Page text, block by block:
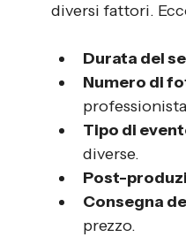
diversi fattori.
Durata del
Numero di
Tipo di
diverse.
Post-
Consegna
prezzo.